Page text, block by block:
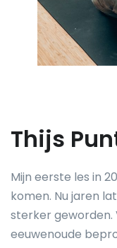
Thijs
Mijn eerste les in
komen. Nu jaren
sterker geworden.
eeuwenoude